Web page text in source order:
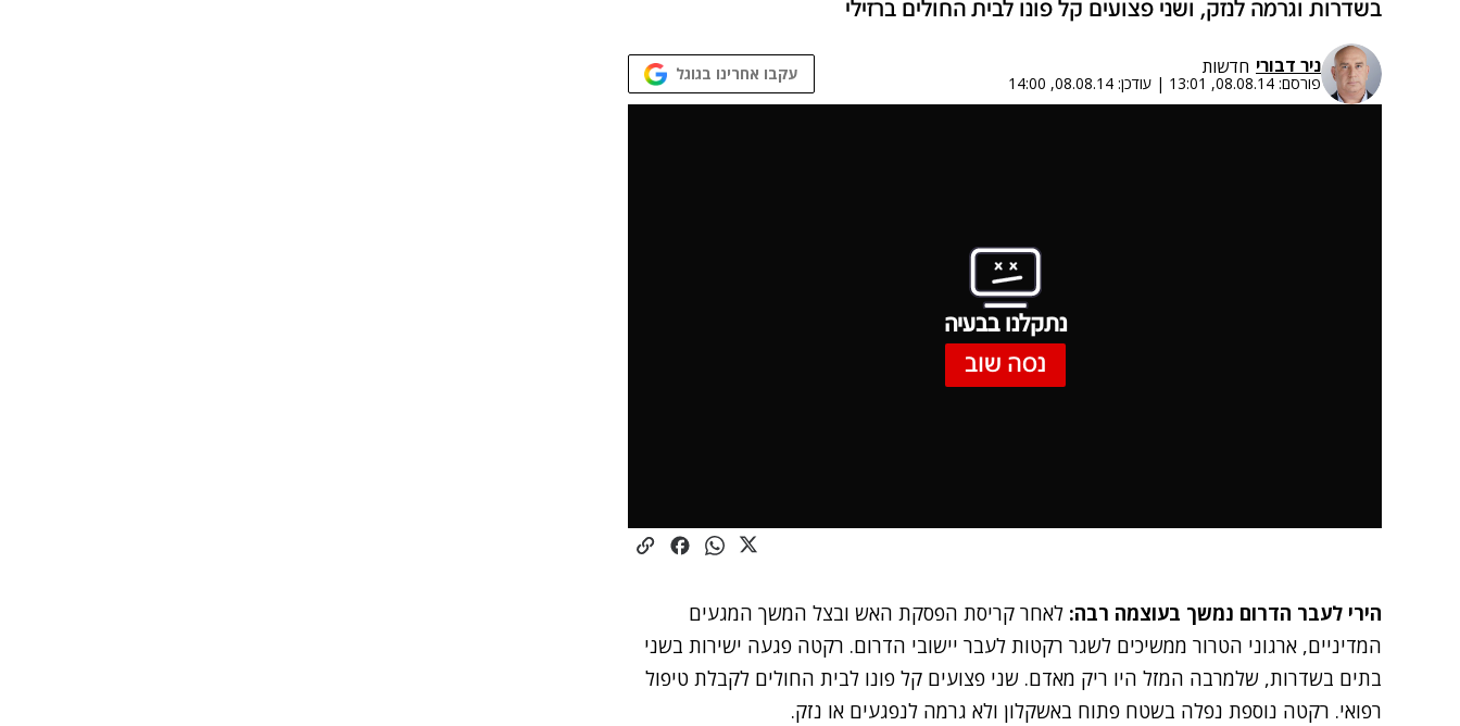
בשדרות וגרמה לנזק, ושני פצועים קל פונו לבית החולים ברזילי
ניר דבורי חדשות
פורסם: 08.08.14, 13:01
| עודכן: 08.08.14, 14:00 עקבו אחרינו בגוגל
נתקלנו בבעיה
נסה שוב
הירי לעבר הדרום נמשך בעוצמה רבה: לאחר קריסת הפסקת האש ובצל המשך המגעים
המדיניים, ארגוני הטרור ממשיכים לשגר רקטות לעבר יישובי הדרום. רקטה פגעה ישירות בשני
בתים בשדרות, שלמרבה המזל היו ריק מאדם. שני פצועים קל פונו לבית החולים לקבלת טיפול
רפואי. רקטה נוספת נפלה בשטח פתוח באשקלון ולא גרמה לנפגעים או נזק.